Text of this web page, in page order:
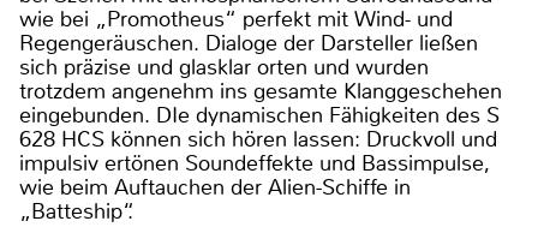
wie bei „Promotheus“ perfekt mit Wind- und
Regengeräuschen. Dialoge der Darsteller ließen
sich präzise und glasklar orten und wurden
trotzdem angenehm ins gesamte Klanggeschehen
eingebunden. DIe dynamischen Fähigkeiten des S
628 HCS können sich hören lassen: Druckvoll und
impulsiv ertönen Soundeffekte und Bassimpulse,
wie beim Auftauchen der Alien-Schiffe in
„Batteship“.